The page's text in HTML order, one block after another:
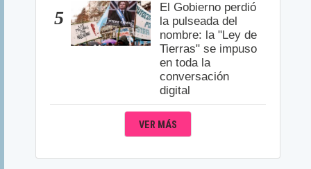
5
El Gobierno perdió
la pulseada del
nombre: la "Ley de
Tierras" se impuso
en toda la
conversación
digital
VER MÁS